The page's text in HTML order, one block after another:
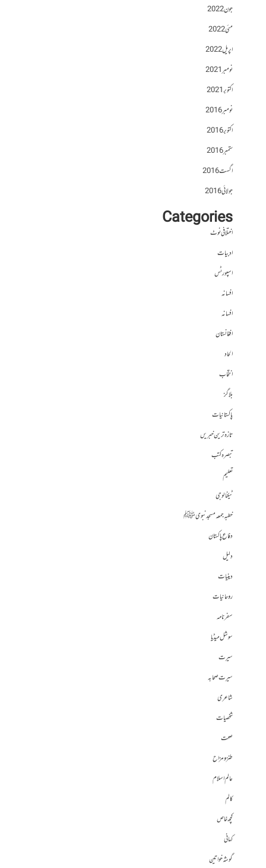
جون 2022
مئی 2022
اپریل 2022
نومبر 2021
اکتوبر 2021
نومبر 2016
اکتوبر 2016
ستمبر 2016
اگست 2016
جولائی 2016
Categories
اختلافی نوٹ
ادبیات
اسپورٹس
افسانہ
افسانہ
افغانستان
الحاد
انتخاب
بلاگز
پاکستانیات
تازہ ترین خبریں
تبصرہ کتب
تعلیم
ٹیکنالوجی
خطبہ جمعہ مسجد نبوی ﷺ
دفاع پاکستان
دلیل
دینیات
روحانیات
سفرنامہ
سوشل میڈیا
سیرت
سیرت صحابہ
شاعری
شخصیات
صحت
طنز و مزاح
عالم اسلام
کالم
کچھ خاص
کہانی
گوشہ خواتین